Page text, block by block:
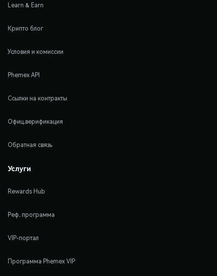
Learn & Earn
Крипто блог
Условия и комиссии
Phemex API
Ссылки на контракты
Офиц.верификация
Обратная связь
Услуги
Rewards Hub
Реф. программа
VIP-портал
Программа Phemex VIP